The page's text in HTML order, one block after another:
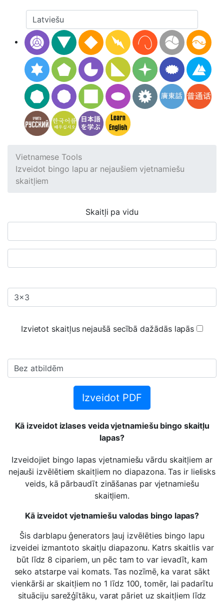
Vietnamese Tools
Izveidot bingo lapu ar nejaušiem vjetnamiešu
skaitļiem
Skaitļi pa vidu
Izvietot skaitļus nejaušā secībā dažādās lapās
Izveidot PDF
Kā izveidot izlases veida vjetnamiešu bingo skaitļu
lapas?
Izveidojiet bingo lapas vjetnamiešu vārdu skaitļiem ar
nejauši izvēlētiem skaitļiem no diapazona. Tas ir lielisks
veids, kā pārbaudīt zināšanas par vjetnamiešu
skaitļiem.
Kā izveidot vjetnamiešu valodas bingo lapas?
Šis darblapu ģenerators ļauj izvēlēties bingo lapu
izveidei izmantoto skaitļu diapazonu. Katrs skaitlis var
būt līdz 8 cipariem, un pēc tam to var ievadīt, kam
seko atstarpe vai komats. Tas nozīmē, ka varat sākt
vienkārši ar skaitļiem no 1 līdz 100, tomēr, lai padarītu
situāciju sarežģītāku, varat pāriet uz skaitļiem līdz